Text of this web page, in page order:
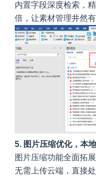
内置字段深度检索，
倍，让素材管理井然有
5. 图片压缩优化，本
图片压缩功能全面拓
无需上传云端，直接